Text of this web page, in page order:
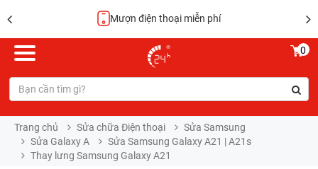
Mượn điện thoại miễn phí
0
Trang chủ Sửa chữa Điện thoại
Sửa Samsung
Sửa Galaxy A
Sửa Samsung Galaxy A21 | A21s
Thay lưng Samsung Galaxy A21